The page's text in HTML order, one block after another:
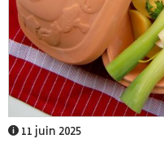
11 juin 2025